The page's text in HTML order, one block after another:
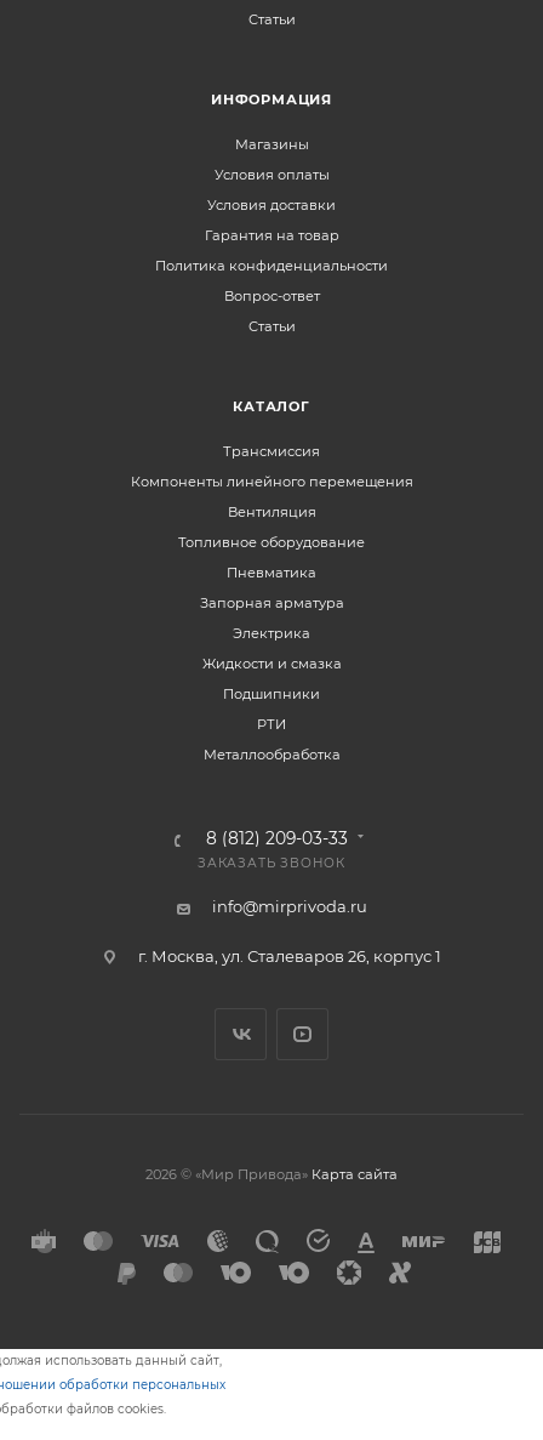
Статьи
ИНФОРМАЦИЯ
Магазины
Условия оплаты
Условия доставки
Гарантия на товар
Политика конфиденциальности
Вопрос-ответ
Статьи
КАТАЛОГ
Трансмиссия
Компоненты линейного перемещения
Вентиляция
Топливное оборудование
Пневматика
Запорная арматура
Электрика
Жидкости и смазка
Подшипники
РТИ
Металлообработка
8 (812) 209-03-33
ЗАКАЗАТЬ ЗВОНОК
info@mirprivoda.ru
г. Москва, ул. Сталеваров 26, корпус 1
2026 © «Мир Привода» Карта сайта
использовать данный сайт,
обработки персональных
файлов cookies.